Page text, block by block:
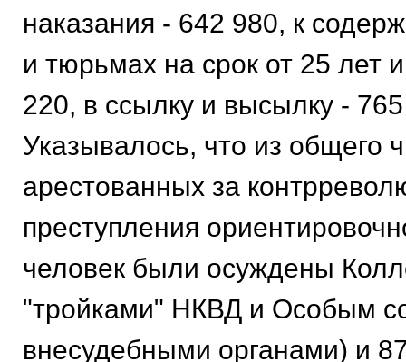
наказания - 642 980, к
и тюрьмах на срок от 25 лет
220, в ссылку и высылку -
Указывалось, что из общего
арестованных за
преступления
человек были осуждены
"тройками" НКВД и Особым
внесудебными органами) и